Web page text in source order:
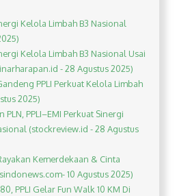
Kelola Limbah B3 Nasional
Kelola Limbah B3 Nasional Usai
- 28 Agustus 2025)
PPLI Perkuat Kelola Limbah
2025)
PPLI–EMI Perkuat Sinergi
(stockreview.id - 28 Agustus
Kemerdekaan & Cinta
10 Agustus 2025)
PPLI Gelar Fun Walk 10 KM Di